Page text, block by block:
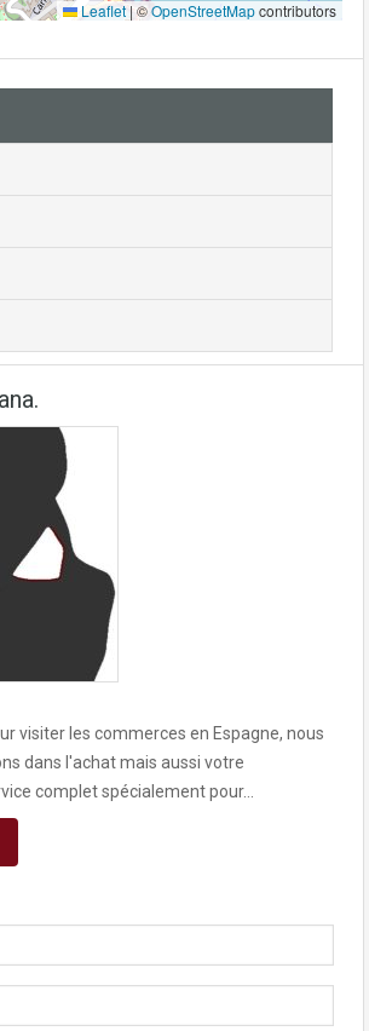
Leaflet |©OpenStreetMapcontributors
visiter les commerces en Espagne, nous
dans l'achat mais aussi votre
complet spécialement pour…